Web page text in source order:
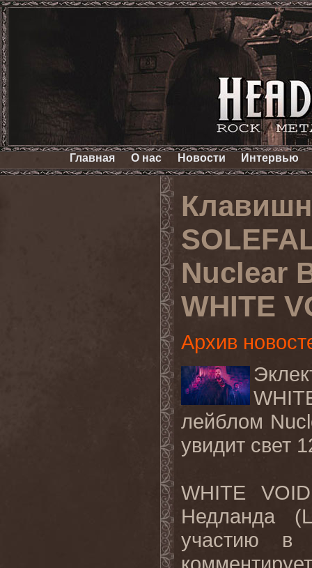
Главная О нас Новости Интервью
Nuclear
WHITE
Архив
лейблом
увидит свет
WHITE
Недланда
участию в